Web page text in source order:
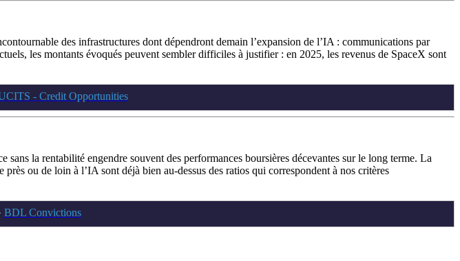
des infrastructures dont dépendront demain l’expansion de l’IA : communications par
les montants évoqués peuvent sembler difficiles à justifier : en 2025, les revenus de SpaceX sont
- Credit Opportunities
la rentabilité engendre souvent des performances boursières décevantes sur le long terme. La
ou de loin à l’IA sont déjà bien au-dessus des ratios qui correspondent à nos critères
BDL Convictions